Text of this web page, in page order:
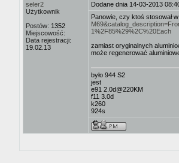
seler2
Użytkownik
Postów: 1352
Miejscowość:
Data rejestracji:
19.02.13
Dodane dnia 14-03-2013
Panowie, czy ktoś stosował
1%2F85%29%2C%20Each
zamiast oryginalnych
może regenerować
było 944 S2
jest
e91 2.0d@220KM
f11 3.0d
k260
924s